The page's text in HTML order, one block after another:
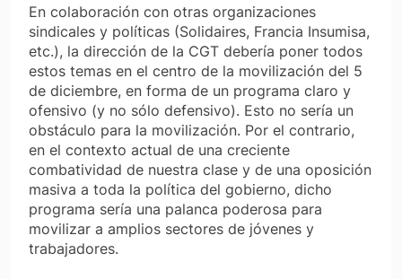
En colaboración con otras organizaciones
sindicales y políticas (Solidaires, Francia Insumisa,
etc.), la dirección de la CGT debería poner todos
estos temas en el centro de la movilización del 5
de diciembre, en forma de un programa claro y
ofensivo (y no sólo defensivo). Esto no sería un
obstáculo para la movilización. Por el contrario,
en el contexto actual de una creciente
combatividad de nuestra clase y de una oposición
masiva a toda la política del gobierno, dicho
programa sería una palanca poderosa para
movilizar a amplios sectores de jóvenes y
trabajadores.